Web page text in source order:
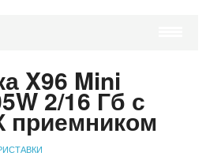
X96 Mini
2/16 Гб с